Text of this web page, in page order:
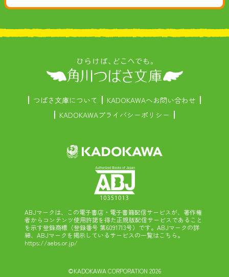
つばさ文庫について
KADOKAWAへお問い合わせ
KADOKAWAプライバシーポリシー
ABJマークは、この電子書店・電子書籍配信サービスが、著作権
者からコンテンツ使用許諾を得た正規版配信サービスであること
を示す登録商標（登録番号 第6091713号）です。ABJマークの詳
細、ABJマークを掲示しているサービスの一覧はこちら。
https://aebs.or.jp/
©KADOKAWA CORPORATION 2026